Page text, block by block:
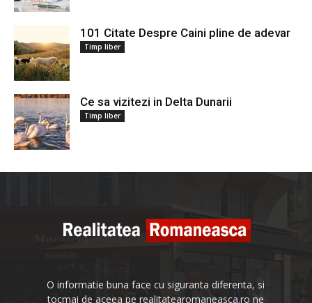
101 Citate Despre Caini pline de adevar
Timp liber
Ce sa vizitezi in Delta Dunarii
Timp liber
O informatie buna face cu siguranta diferenta, si
tocmai de aceea pe realitatearomaneasca.ro ne